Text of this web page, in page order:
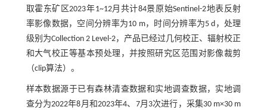
取霍东矿区2023年1~12月共计84景原始Sentinel-2地表反射
率影像数据，空间分辨率为10 m，时间分辨率为5 d，处理
级别为Collection 2 Level-2，产品已经过几何校正、辐射校正
和大气校正等基本预处理，并按照研究区范围对影像裁剪
（clip算法）。
样本数据源于已有森林清查数据和实地调查数据，实地调
查分为2022年8月和2023年4、7月3次进行，采集30 m×30 m